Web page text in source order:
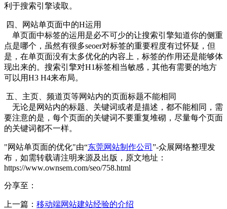
利于搜索引擎读取。
四、网站单页面中的H运用
单页面中标签的运用是必不可少的让搜索引擎知道你的侧重
点是哪个，虽然有很多seoer对标签的重要程度有过怀疑，但
是，在单页面没有太多优化的内容上，标签的作用还是能够体
现出来的。搜索引擎对H1标签相当敏感，其他有需要的地方
可以用H3 H4来布局。
五、主页、频道页等网站内的页面标题不能相同
无论是网站内的标题、关键词或者是描述，都不能相同，需
要注意的是，每个页面的关键词不要重复堆砌，尽量每个页面
的关键词都不一样。
"网站单页面的优化"由“东莞网站制作公司 ”-众展网络整理发
布，如需转载请注明来源及出版，原文地址：
https://www.ownsem.com/seo/758.html
分享至：
上一篇： 移动端网站建站经验的介绍